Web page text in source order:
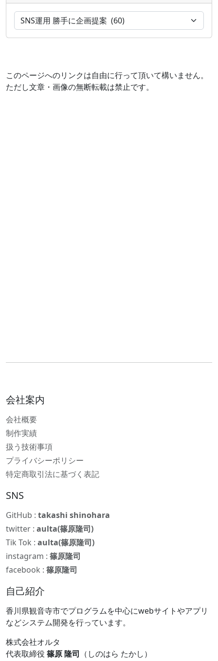
このページへのリンクは自由に行って頂いて構いません。
ただし文章・画像の無断転載は禁止です。
会社案内
会社概要
制作実績
扱う技術事項
プライバシーポリシー
特定商取引法に基づく表記
SNS
GitHub : takashi shinohara
twitter : aulta(篠原隆司)
Tik Tok : aulta(篠原隆司)
instagram : 篠原隆司
facebook : 篠原隆司
自己紹介
香川県観音寺市でプログラムを中心にwebサイトやアプリ
などシステム開発を行っています。
株式会社オルタ
代表取締役 篠原 隆司 （しのはら たかし）